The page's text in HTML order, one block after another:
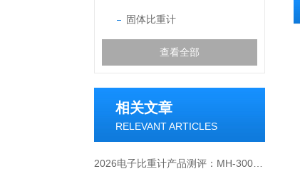
固体比重计
查看全部
相关文章
RELEVANT ARTICLES